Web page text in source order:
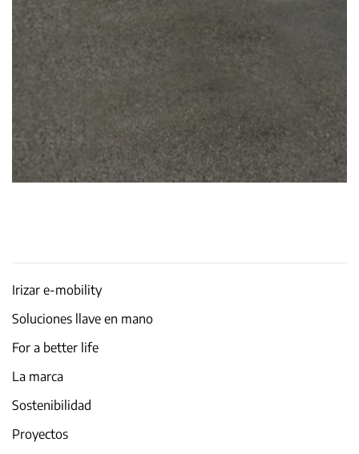
Irizar e-mobility
Soluciones llave en mano
For a better life
La marca
Sostenibilidad
Proyectos